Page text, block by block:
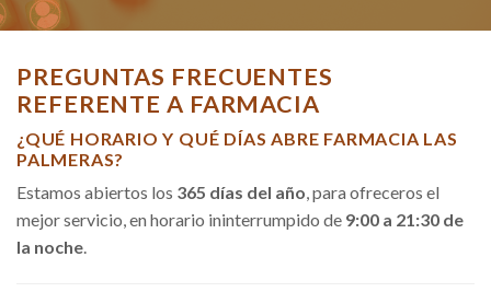
PREGUNTAS FRECUENTES
REFERENTE A FARMACIA
¿QUÉ HORARIO Y QUÉ DÍAS ABRE FARMACIA LAS
PALMERAS?
Estamos abiertos los 365 días del año, para ofreceros el
mejor servicio, en horario ininterrumpido de 9:00 a 21:30 de
la noche.